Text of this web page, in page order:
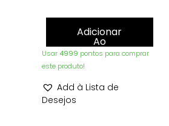
Adicionar
Ao
Carrinho
Usar 4999 pontos para comprar
este produto!
Add à Lista de
Desejos